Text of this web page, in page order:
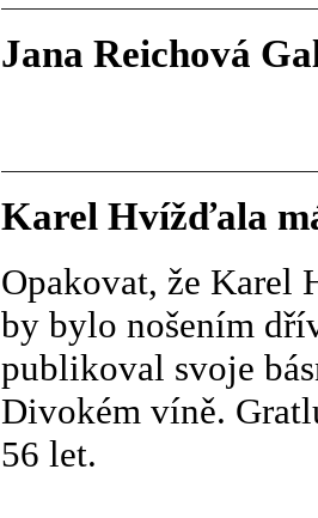
Jana Reichová
Karel Hvížďala
Opakovat, že Karel
by bylo nošením
publikoval svoje
Divokém víně.
56 let.